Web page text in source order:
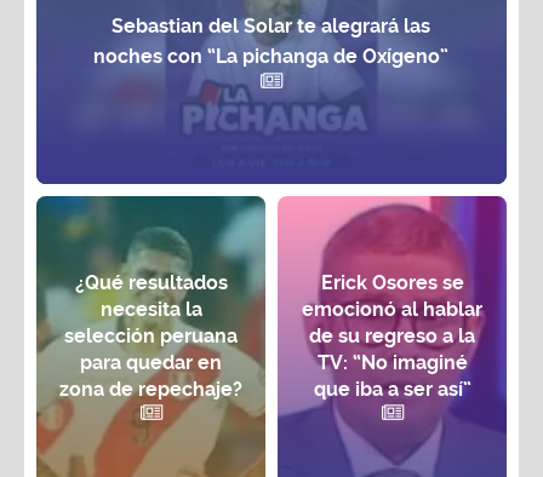
Sebastian del Solar te alegrará las
noches con “La pichanga de Oxígeno”
¿Qué resultados
necesita la
selección peruana
para quedar en
zona de repechaje?
Erick Osores se
emocionó al hablar
de su regreso a la
TV: “No imaginé
que iba a ser así”